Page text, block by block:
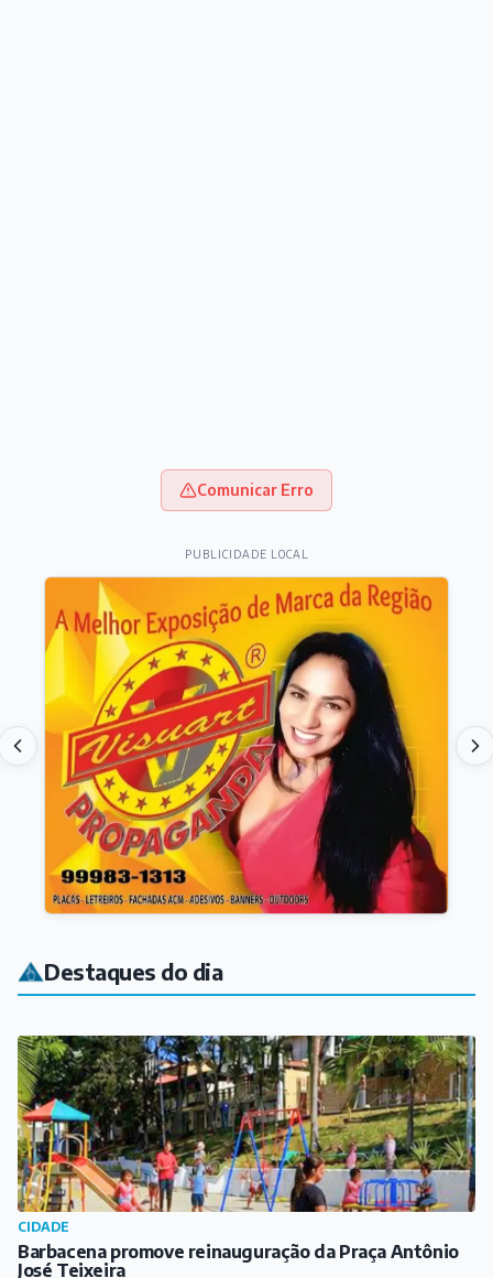
Comunicar Erro
PUBLICIDADE LOCAL
Destaques do dia
CIDADE
Barbacena promove reinauguração da Praça Antônio
José Teixeira